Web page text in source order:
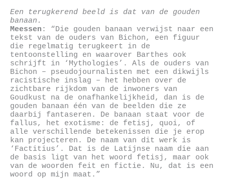
Een terugkerend beeld is dat van de gouden
banaan.
Meessen : “Die gouden banaan verwijst naar een
tekst van de ouders van Bichon, een figuur
die regelmatig terugkeert in de
tentoonstelling en waarover Barthes ook
schrijft in ‘Mythologies’. Als de ouders van
Bichon – pseudojournalisten met een dikwijls
racistische inslag – het hebben over de
zichtbare rijkdom van de inwoners van
Goudkust na de onafhankelijkheid, dan is de
gouden banaan één van de beelden die ze
daarbij fantaseren. De banaan staat voor de
fallus, het exotisme: de fetisj, quoi, of
alle verschillende betekenissen die je erop
kan projecteren. De naam van dit werk is
‘Factitius’. Dat is de Latijnse naam die aan
de basis ligt van het woord fetisj, maar ook
van de woorden feit en fictie. Nu, dat is een
woord op mijn maat.”